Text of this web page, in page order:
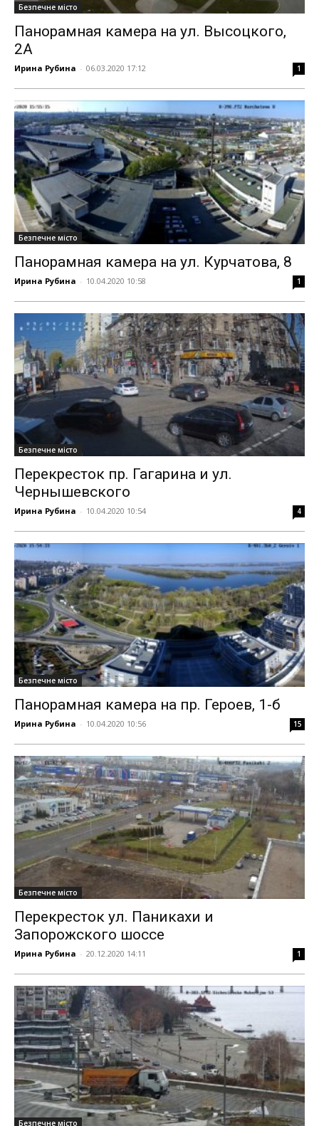
Безпечне місто
Панорамная камера на ул. Высоцкого,
2А
Ирина Рубина - 06.03.2020 17:12 1
Безпечне місто
Панорамная камера на ул. Курчатова, 8
Ирина Рубина - 10.04.2020 10:58 1
Безпечне місто
Перекресток пр. Гагарина и ул.
Чернышевского
Ирина Рубина - 10.04.2020 10:54 4
Безпечне місто
Панорамная камера на пр. Героев, 1-б
Ирина Рубина - 10.04.2020 10:56 15
Безпечне місто
Перекресток ул. Паникахи и
Запорожского шоссе
Ирина Рубина - 20.12.2020 14:11 1
Безпечне місто